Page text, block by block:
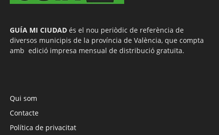
GUÍA MI CIUDAD és el nou periòdic de referència de
diversos municipis de la província de València, que compta
amb edició impresa mensual de distribució gratuïta.
Qui som
Contacte
Política de privacitat